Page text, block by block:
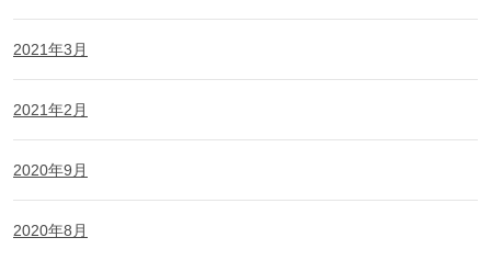
2021年3月
2021年2月
2020年9月
2020年8月